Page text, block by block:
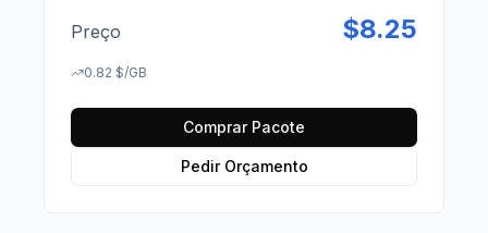
Preço $8.25
0.82 $/GB
Comprar Pacote
Pedir Orçamento